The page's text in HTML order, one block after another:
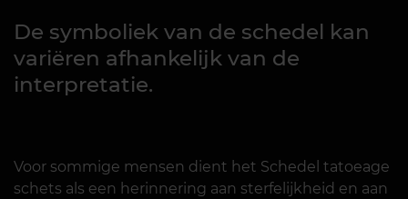
De symboliek van de schedel kan
variëren afhankelijk van de
interpretatie.
Voor sommige mensen dient het Schedel tatoeage
schets als een herinnering aan sterfelijkheid en aan